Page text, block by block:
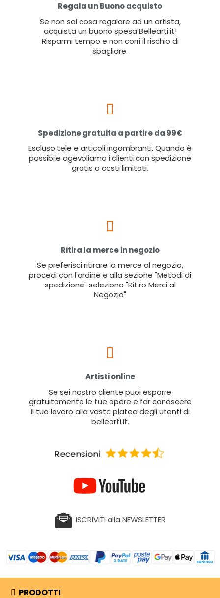
Regala un Buono acquisto
Se non sai cosa regalare ad un artista,
acquista un buono spesa Bellearti.it!
Risparmi tempo e non corri il rischio di
sbagliare.
Spedizione gratuita a partire da 99€
Escluso tele e articoli ingombranti. Quando è
possibile agevoliamo i clienti con spedizione
gratis o costi limitati.
Ritira la merce in negozio
Se preferisci ritirare la merce al negozio,
procedi con l'ordine e alla sezione "Metodi di
spedizione" seleziona "Ritiro Merci al
Negozio"
Artisti online
Se sei nostro cliente puoi esporre
gratuitamente le tue opere e far conoscere
il tuo lavoro alla vasta platea degli utenti di
bellearti.it.
ISCRIVITI alla NEWSLETTER
PRODOTTI